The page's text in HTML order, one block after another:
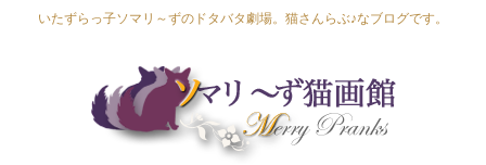
いたずらっ子ソマリ～ずのドタバタ劇場。猫さんらぶ♪なブログです。